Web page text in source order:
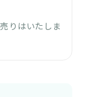
りはいたしま